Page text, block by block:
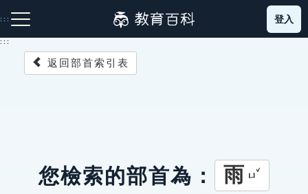
到
主
::: 登入
:::
返回部首索引表
您檢索的部首為： 雨 ㄩˇ